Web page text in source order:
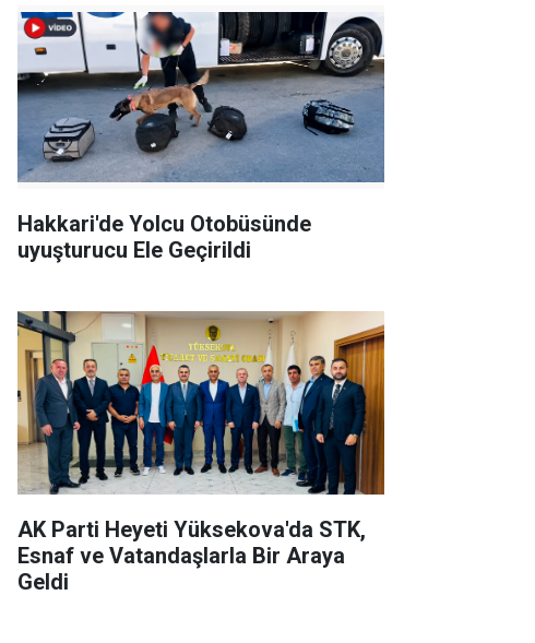
Hakkari'de Yolcu Otobüsünde
uyuşturucu Ele Geçirildi
AK Parti Heyeti Yüksekova'da STK,
Esnaf ve Vatandaşlarla Bir Araya
Geldi